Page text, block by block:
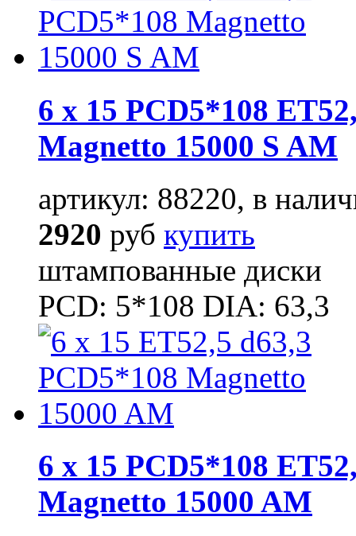
6 x 15 PCD5*108
Magnetto 15000 S AM
артикул: 88220, в
2920 руб купить
штампованные диски
PCD: 5*108 DIA: 63,3
6 x 15 PCD5*108
Magnetto 15000 AM